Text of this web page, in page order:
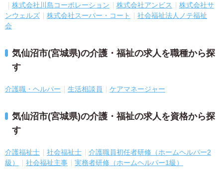
株式会社川島コーポレーション
株式会社アンビス
株式会社サ
ンウェルズ
株式会社スーパー・コート
社会福祉法人ノテ福祉
会
気仙沼市(宮城県)の介護・福祉の求人を職種から探
す
介護職・ヘルパー 生活相談員 ケアマネージャー
気仙沼市(宮城県)の介護・福祉の求人を資格から探
す
介護福祉士 社会福祉士
介護職員初任者研修（ホームヘルパー2
級）
社会福祉主事 実務者研修（ホームヘルパー1級）